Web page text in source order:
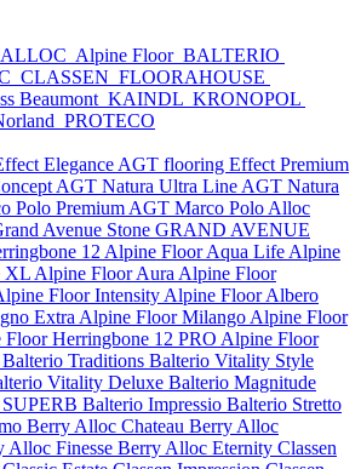
ALLOC Alpine Floor BALTERIO
CLASSEN FLOORAHOUSE
Beaumont KAINDL KRONOPOL
PROTECO
Elegance AGT flooring Effect Premium
AGT Natura Ultra Line AGT Natura
Polo Premium AGT Marco Polo Alloc
Avenue Stone GRAND AVENUE
12 Alpine Floor Aqua Life Alpine
XL Alpine Floor Aura Alpine Floor
Floor Intensity Alpine Floor Albero
Extra Alpine Floor Milango Alpine Floor
Floor Herringbone 12 PRO Alpine Floor
Balterio Traditions Balterio Vitality Style
Vitality Deluxe Balterio Magnitude
Balterio Impressio Balterio Stretto
Berry Alloc Chateau Berry Alloc
Alloc Finesse Berry Alloc Eternity Classen